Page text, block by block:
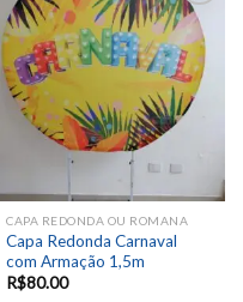
Add to
wishlist
CAPA REDONDA OU ROMANA
Capa Redonda Carnaval
com Armação 1,5m
R$80.00